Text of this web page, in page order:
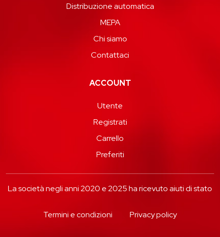
Distribuzione automatica
MEPA
Chi siamo
Contattaci
ACCOUNT
Utente
Registrati
Carrello
Preferiti
La società negli anni 2020 e 2025 ha ricevuto aiuti di stato
Termini e condizioni Privacy policy